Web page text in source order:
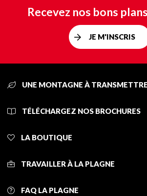
Recevez nos bons
JE M'INSCRIS
UNE MONTAGNE À TRANSMETTRE
TÉLÉCHARGEZ NOS BROCHURES
LA BOUTIQUE
TRAVAILLER À LA PLAGNE
FAQ LA PLAGNE